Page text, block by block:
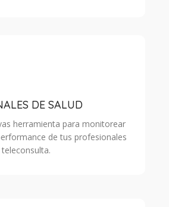
DE SALUD
herramienta para monitorear
de tus profesionales